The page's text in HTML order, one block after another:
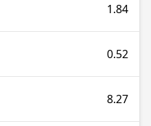
1.84
0.52
8.27